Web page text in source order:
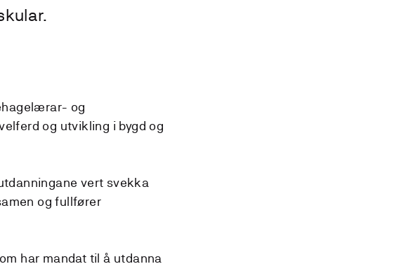
og
og utvikling i bygd og
vert svekka
og fullfører
har mandat til å utdanna